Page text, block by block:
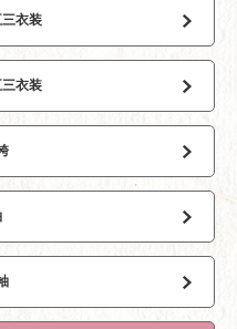
付けがあまりにも雑すぎ
作業ではなく、丁寧にや
はありません。卒業式の流
残念な思いをしました。
の振袖をレンタルしまし
クさん、着付けの先生も
撮りをしてもらい良い思い
衣装
衣装